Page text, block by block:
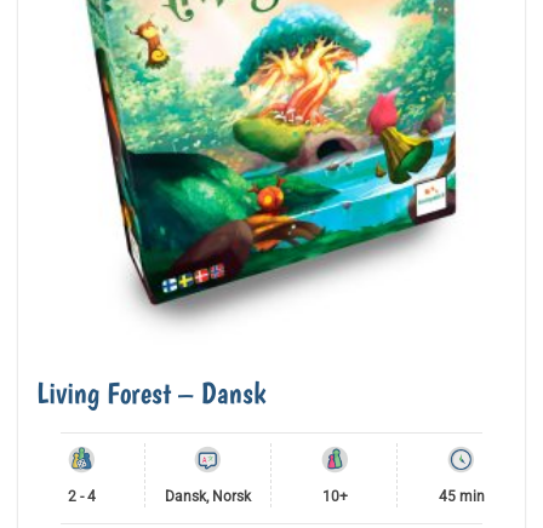
Living Forest – Dansk
2 - 4 Dansk, Norsk 10+ 45 min